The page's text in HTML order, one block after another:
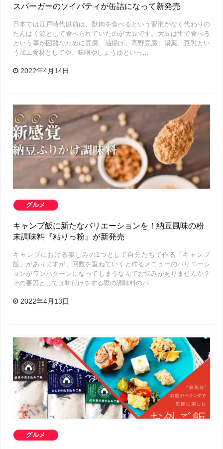
スバーガーのソイパティが缶詰になって新発売
日本では江戸時代以前は、獣肉を食べるという習慣がなく代わりの
たんぱく源として食べられていたのが大豆です。大豆は生で食べる
という事が困難なために豆腐、油揚げ、高野豆腐、湯葉、豆乳とい
う加工食材としてや、味噌やしょうゆといっ…
2022年4月14日
グルメ
キャンプ飯に新たなバリエーションを！納豆風味の粉
末調味料『粘りっ粉』が新発売
キャンプにおける楽しみの1つとして自分たちで作る「キャンプ
飯」がありますが、回数を重ねていくと作るメニューのバリエーシ
ョンがワンパターンになってしまうなんてお悩みがありませんか？
その要因としては味付けをする際の調味料のバ…
2022年4月13日
グルメ